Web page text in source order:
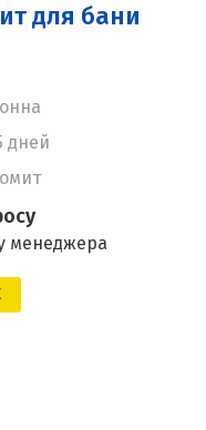
для бани
дней
менеджера